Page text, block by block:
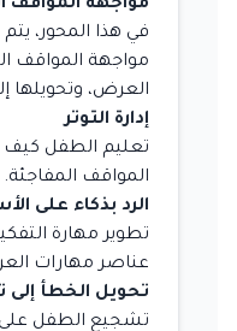
مواجهة المواقف
في هذا المحور،
مواجهة المواقف
العرض، وتحويلها
إدارة التوتر
تعليم الطفل
المواقف المفاجئة.
الرد بذكاء على
تطوير مهارة
عناصر مهارات
تحويل الخطأ إلى
تشجيع الطفل على